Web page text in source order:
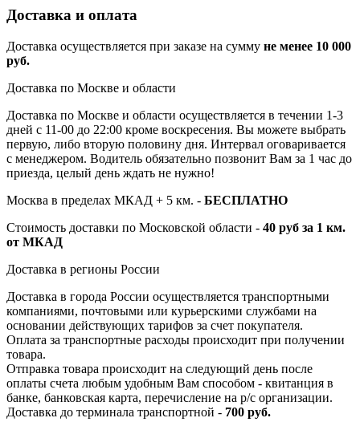
Доставка и оплата
Доставка осуществляется при заказе на сумму не менее 10 000
руб.
Доставка по Москве и области
Доставка по Москве и области осуществляется в течении 1-3
дней с 11-00 до 22:00 кроме воскресения. Вы можете выбрать
первую, либо вторую половину дня. Интервал оговаривается
с менеджером. Водитель обязательно позвонит Вам за 1 час до
приезда, целый день ждать не нужно!
Москва в пределах МКАД + 5 км. - БЕСПЛАТНО
Стоимость доставки по Московской области - 40 руб за 1 км.
от МКАД
Доставка в регионы России
Доставка в города России осуществляется транспортными
компаниями, почтовыми или курьерскими службами на
основании действующих тарифов за счет покупателя.
Оплата за транспортные расходы происходит при получении
товара.
Отправка товара происходит на следующий день после
оплаты счета любым удобным Вам способом - квитанция в
банке, банковская карта, перечисление на р/с организации.
Доставка до терминала транспортной - 700 руб.